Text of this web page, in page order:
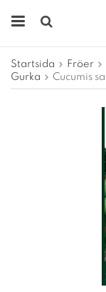
Startsida Fröer
Gurka
Cucumis